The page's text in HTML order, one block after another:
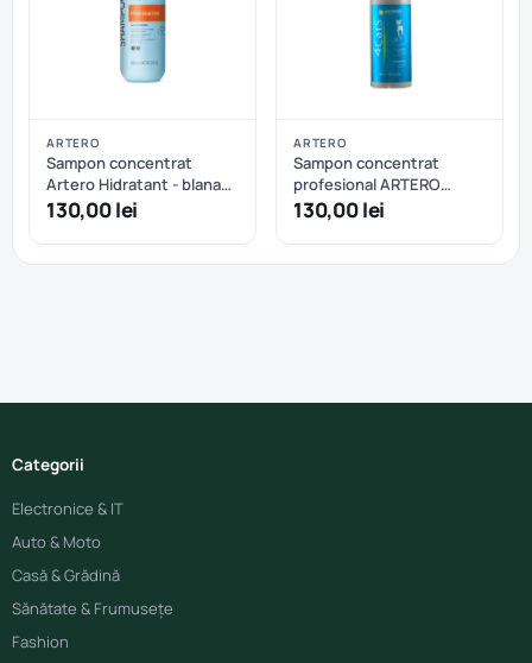
ARTERO
Sampon concentrat
Artero Hidratant - blana
medie sau lunga, blana
uscata sau deteriorata -
650 ml
130,00 lei
ARTERO
Sampon concentrat
profesional ARTERO
4Cats pentru pisici - 1 L
130,00 lei
Categorii
Electronice & IT
Auto & Moto
Casă & Grădină
Sănătate & Frumusețe
Fashion